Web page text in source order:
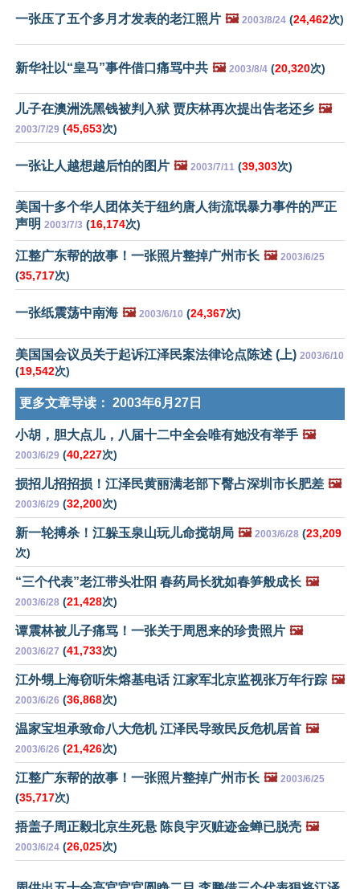
一张压了五个多月才发表的老江照片 🖼️ 2003/8/24 (24,462次)
新华社以“皇马”事件借口痛骂中共 🖼️ 2003/8/4 (20,320次)
儿子在澳洲洗黑钱被判入狱 贾庆林再次提出告老还乡 🖼️
2003/7/29 (45,653次)
一张让人越想越后怕的图片 🖼️ 2003/7/11 (39,303次)
美国十多个华人团体关于纽约唐人街流氓暴力事件的严正
声明 2003/7/3 (16,174次)
江整广东帮的故事！一张照片整掉广州市长 🖼️ 2003/6/25
(35,717次)
一张纸震荡中南海 🖼️ 2003/6/10 (24,367次)
美国国会议员关于起诉江泽民案法律论点陈述 (上) 2003/6/10
(19,542次)
更多文章导读： 2003年6月27日
小胡，胆大点儿，八届十二中全会唯有她没有举手 🖼️
2003/6/29 (40,227次)
损招儿招招损！江泽民黄丽满老部下臀占深圳市长肥差 🖼️
2003/6/29 (32,200次)
新一轮搏杀！江躲玉泉山玩儿命搅胡局 🖼️ 2003/6/28 (23,209
次)
“三个代表”老江带头壮阳 春药局长犹如春笋般成长 🖼️
2003/6/28 (21,428次)
谭震林被儿子痛骂！一张关于周恩来的珍贵照片 🖼️
2003/6/27 (41,733次)
江外甥上海窃听朱熔基电话 江家军北京监视张万年行踪 🖼️
2003/6/26 (36,868次)
温家宝坦承致命八大危机 江泽民导致民反危机居首 🖼️
2003/6/26 (21,426次)
江整广东帮的故事！一张照片整掉广州市长 🖼️ 2003/6/25
(35,717次)
捂盖子周正毅北京生死悬 陈良宇灭赃迹金蝉已脱壳 🖼️
2003/6/24 (26,025次)